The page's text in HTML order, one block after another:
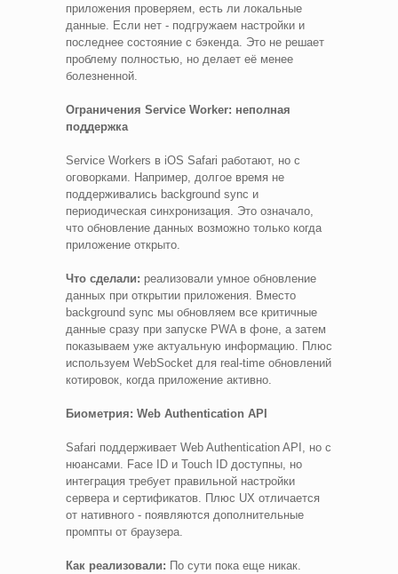
приложения проверяем, есть ли локальные
данные. Если нет - подгружаем настройки и
последнее состояние с бэкенда. Это не решает
проблему полностью, но делает её менее
болезненной.
Ограничения Service Worker: неполная
поддержка
Service Workers в iOS Safari работают, но с
оговорками. Например, долгое время не
поддерживались background sync и
периодическая синхронизация. Это означало,
что обновление данных возможно только когда
приложение открыто.
Что сделали: реализовали умное обновление
данных при открытии приложения. Вместо
background sync мы обновляем все критичные
данные сразу при запуске PWA в фоне, а затем
показываем уже актуальную информацию. Плюс
используем WebSocket для real-time обновлений
котировок, когда приложение активно.
Биометрия: Web Authentication API
Safari поддерживает Web Authentication API, но с
нюансами. Face ID и Touch ID доступны, но
интеграция требует правильной настройки
сервера и сертификатов. Плюс UX отличается
от нативного - появляются дополнительные
промпты от браузера.
Как реализовали: По сути пока еще никак.